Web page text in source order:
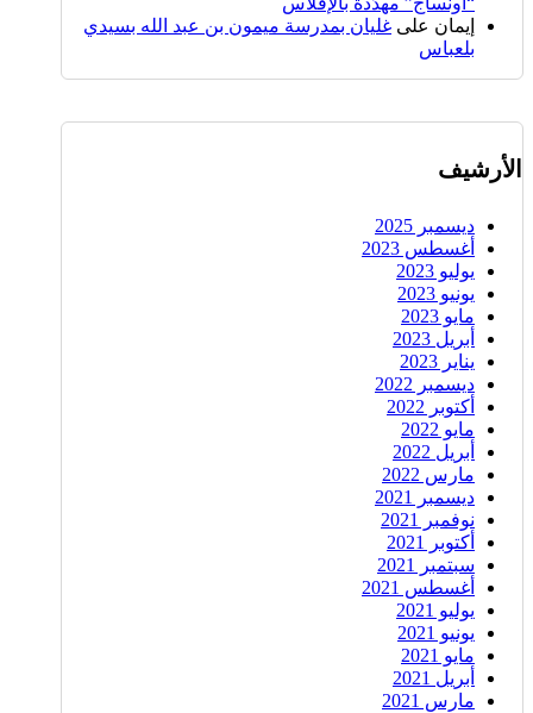
إيمان على غليان بمدرسة ميمون بن عبد الله بسيدي
بلعباس
الأرشيف
ديسمبر 2025
أغسطس 2023
يوليو 2023
يونيو 2023
مايو 2023
أبريل 2023
يناير 2023
ديسمبر 2022
أكتوبر 2022
مايو 2022
أبريل 2022
مارس 2022
ديسمبر 2021
نوفمبر 2021
أكتوبر 2021
سبتمبر 2021
أغسطس 2021
يوليو 2021
يونيو 2021
مايو 2021
أبريل 2021
مارس 2021